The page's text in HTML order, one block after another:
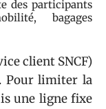
des participants
bagages
client SNCF)
Pour limiter la
une ligne fixe